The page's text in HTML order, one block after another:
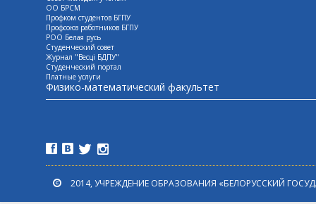
ОО БРСМ
Профком студентов БГПУ
Профсоюз работников БГПУ
РОО Белая русь
Студенческий совет
Журнал "Весцi БДПУ"
Студенческий портал
Платные услуги
Физико-математический факультет
2014, УЧРЕЖДЕНИЕ ОБРАЗОВАНИЯ «БЕЛОРУССКИЙ